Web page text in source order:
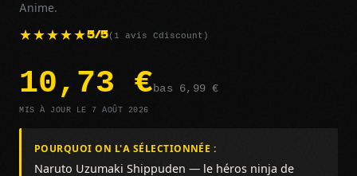
Anime.
5/5(1 avis Cdiscount)
10,73 €bas 6,99 €
MIS À JOUR LE 7 AOÛT 2026
POURQUOI ON L'A SÉLECTIONNÉE :
Naruto Uzumaki Shippuden — le héros ninja de